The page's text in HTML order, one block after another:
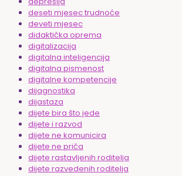
deseti mjesec trudnoće
deveti mjesec
didaktička oprema
digitalizacija
digitalna inteligencija
digitalna pismenost
digitalne kompetencije
dijagnostika
dijastaza
dijete bira što jede
dijete i razvod
dijete ne komunicira
dijete ne priča
dijete rastavljenih roditelja
dijete razvedenih roditelja